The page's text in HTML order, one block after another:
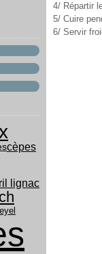
cèpes
lignac
4/ Répartir
5/ Cuire
6/ Servir